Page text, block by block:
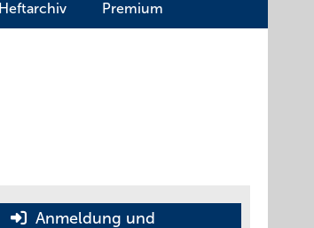
Heftarchiv Premium
Anmeldung und